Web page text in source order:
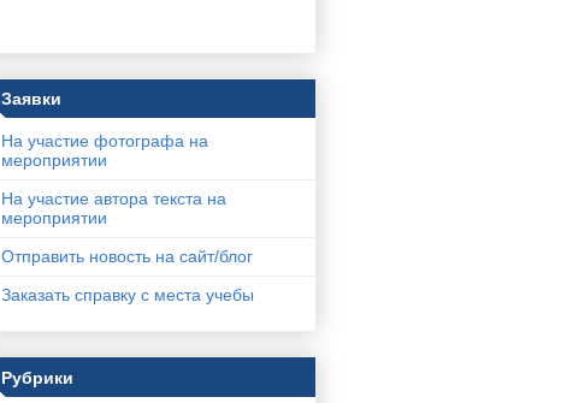
Заявки
На участие фотографа на
мероприятии
На участие автора текста на
мероприятии
Отправить новость на сайт/блог
Заказать справку с места учебы
Рубрики